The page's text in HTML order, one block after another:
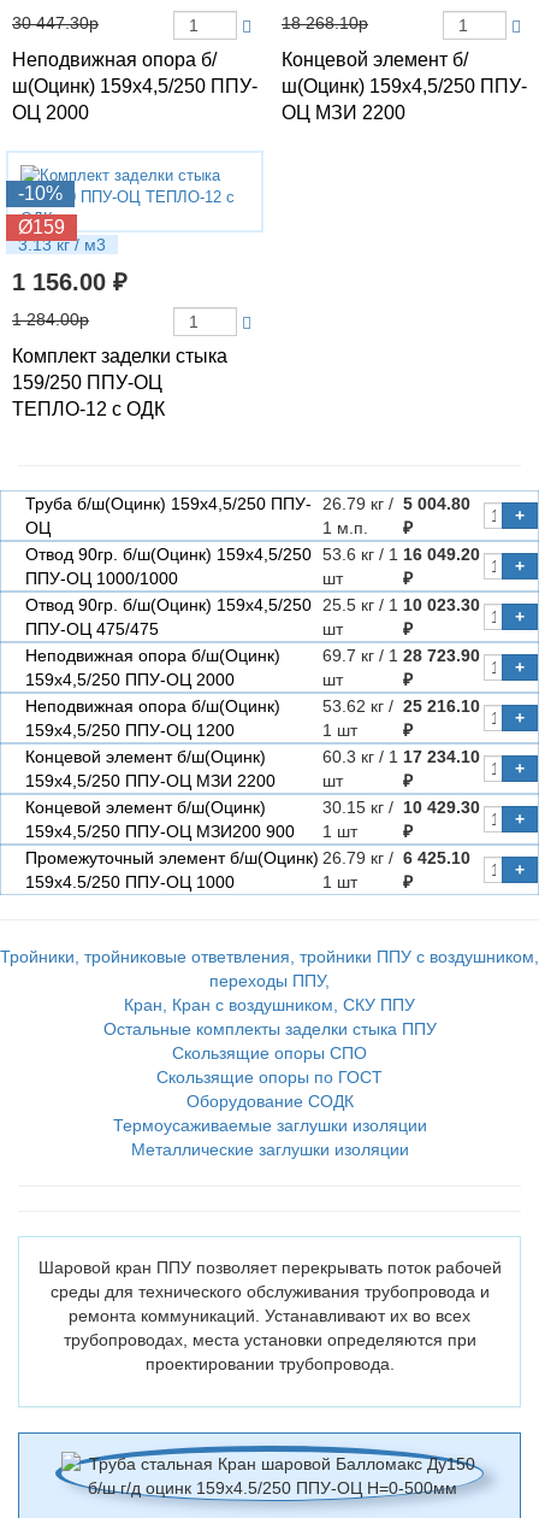
30 447.30р
Неподвижная опора б/
ш(Оцинк) 159х4,5/250 ППУ-
ОЦ 2000
18 268.10р
Концевой элемент б/
ш(Оцинк) 159х4,5/250 ППУ-
ОЦ МЗИ 2200
-10%
Ø159
3.13 кг / м3
1 156.00 ₽
1 284.00р
Комплект заделки стыка
159/250 ППУ-ОЦ
ТЕПЛО-12 с ОДК
Труба б/ш(Оцинк) 159х4,5/250 ППУ-
ОЦ
26.79 кг /
1 м.п.
5 004.80
₽
+
Отвод 90гр. б/ш(Оцинк) 159х4,5/250
ППУ-ОЦ 1000/1000
53.6 кг / 1
шт
16 049.20
₽
+
Отвод 90гр. б/ш(Оцинк) 159х4,5/250
ППУ-ОЦ 475/475
25.5 кг / 1
шт
10 023.30
₽
+
Неподвижная опора б/ш(Оцинк)
159х4,5/250 ППУ-ОЦ 2000
69.7 кг / 1
шт
28 723.90
₽
+
Неподвижная опора б/ш(Оцинк)
159х4,5/250 ППУ-ОЦ 1200
53.62 кг /
1 шт
25 216.10
₽
+
Концевой элемент б/ш(Оцинк)
159х4,5/250 ППУ-ОЦ МЗИ 2200
60.3 кг / 1
шт
17 234.10
₽
+
Концевой элемент б/ш(Оцинк)
159х4,5/250 ППУ-ОЦ МЗИ200 900
30.15 кг /
1 шт
10 429.30
₽
+
Промежуточный элемент б/ш(Оцинк)
159х4.5/250 ППУ-ОЦ 1000
26.79 кг /
1 шт
6 425.10
₽
+
Тройники, тройниковые ответвления, тройники ППУ с воздушником,
переходы ППУ,
Кран, Кран с воздушником, СКУ ППУ
Остальные комплекты заделки стыка ППУ
Скользящие опоры СПО
Скользящие опоры по ГОСТ
Оборудование СОДК
Термоусаживаемые заглушки изоляции
Металлические заглушки изоляции
Шаровой кран ППУ позволяет перекрывать поток рабочей
среды для технического обслуживания трубопровода и
ремонта коммуникаций. Устанавливают их во всех
трубопроводах, места установки определяются при
проектировании трубопровода.